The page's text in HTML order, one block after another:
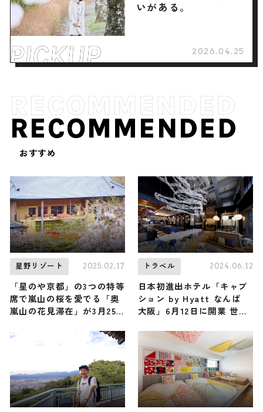
いがある。
2026.04.25
RECOMMENDED
おすすめ
星野リゾート 2025.02.17
「星のや京都」の3つの特等
席で嵐山の桜を愛でる「奥
嵐山の花見滞在」が3月25
トラベル 2024.06.12
日本初進出ホテル「キャプ
ション by Hyatt なんば
大阪」6月12日に開業 世界